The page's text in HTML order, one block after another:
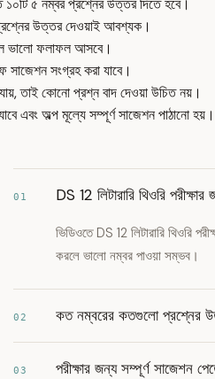
১০টি ৫ নম্বর প্রশ্নের উত্তর দিতে হবে।
উত্তর দেওয়াই আবশ্যক।
ভালো ফলাফল আসবে।
সাজেশন সংগ্রহ করা যাবে।
তাই কোনো প্রশ্ন বাদ দেওয়া উচিত নয়।
এবং অল্প মূল্যে সম্পূর্ণ সাজেশন পাঠানো হয়।
01 DS 12 লিটারারি থিওরি
ভিডিওতে DS 12 লিটারারি থিওরি
করলে ভালো নম্বর পাওয়া সম্ভব।
02 কত নম্বরের কতগুলো প্রশ্নের
03 পরীক্ষার জন্য সম্পূর্ণ সাজেশন